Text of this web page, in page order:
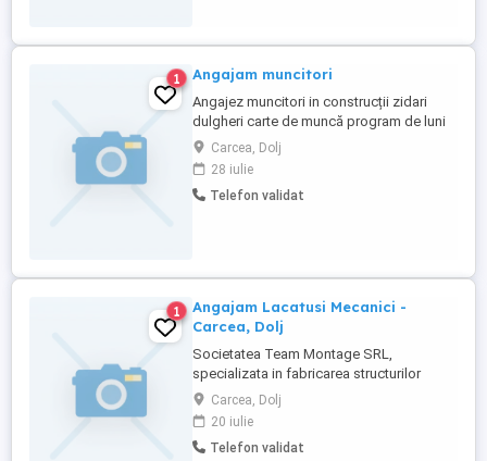
1 Angajam muncitori
Angajez muncitori in construcții zidari
dulgheri carte de muncă program de luni
până vineri
Carcea, Dolj
28 iulie
Telefon validat
1
Angajam Lacatusi Mecanici -
Carcea, Dolj
Societatea Team Montage SRL,
specializata in fabricarea structurilor
metalice, isi extinde echipa si angajeaza
lacatusi mecanici pentru punctul de lucru
din localitatea Carcea, Judetul Dolj.
Experienta in fabricarea de constructii
Carcea, Dolj
20 iulie
Telefon validat